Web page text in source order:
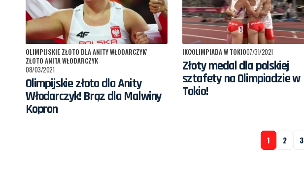
OLIMPIJSKIE ZŁOTO DLA ANITY WŁODARCZYK
ZŁOTO ANITA WŁODARCZYK
08/03/2021
Olimpijskie złoto dla Anity
Włodarczyk! Brąz dla Malwiny
Kopron
IKCOLIMPIADA W TOKIO07/31/2021
Złoty medal dla polskiej
sztafety na Olimpiadzie w
Tokio!
1 2 3